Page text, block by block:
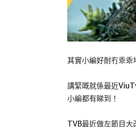
其實小編好耐冇乖乖
講緊嘅就係最近
小編都有睇到！
TVB最近做左節目